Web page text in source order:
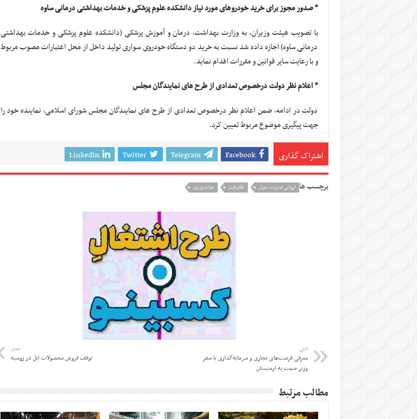
* صدور مجوز برای خرید خودروهای مورد نیاز دانشکده علوم پزشکی و خدمات بهداشتی درمانی ساوه
با تصویب هیئت وزیران، به وزارت بهداشت، درمان و آموزش پزشکی (دانشکده علوم پزشکی و خدمات بهداشتی
درمانی ساوه) اجازه داده شد نسبت به خرید دو دستگاه خودروی سواری تولید داخل از محل اعتبارات مصوب مربوط
و با رعایت سایر قوانین و مقررات اقدام نماید.
* اعلام نظر دولت درخصوص تعدادی از طرح های نمایندگان مجلس
دولت در ادامه، ضمن اعلام نظر درخصوص تعدادی از طرح های نمایندگان مجلس شورای اسلامی، نماینده خود را
جهت پیگیری موضوع مربوط تعیین کرد.
اشتراک گذاری Facebook
Telegram
Twitter
LinkedIn
برچسب ها ارزیابی مدیریت بحران نظام پایش هیات وزیران
قبلی
معرفی فرصت‌های تجاری و سرمایه‌گذاری با سفر
وزیر صمت به ارمنستان
بعدی
توقف فروش محصولات اپل در روسیه
مطالب مرتبط